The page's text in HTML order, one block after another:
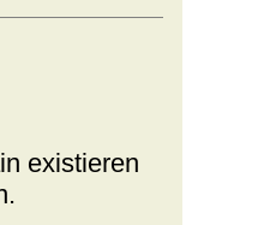
existieren